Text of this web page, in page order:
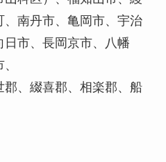
南丹市、亀岡市、宇治
市、長岡京市、八幡
、綴喜郡、相楽郡、船